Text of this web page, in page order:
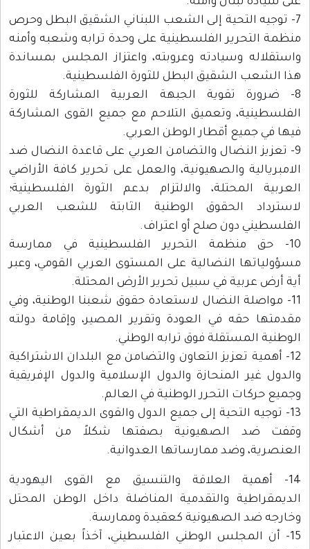
7- توجيه التحية إلى الشعب اللبناني الشقيق البطل وحرص
منظمة التحرير الفلسطينية على وحدة ترابه وشعبه وأمنه
واستقلاله وسيادته وعروبته، واعتزاز المجلس بمساندة
هذا الشعب الشقيق البطل للثورة الفلسطينية.
8- ضرورة تقوية الجبهة العربية المشاركة للثورة
الفلسطينية، وتعميق التلاحم مع جميع القوى المشاركة
فيها في جميع أقطار الوطن العربي.
9- تعزيز النضال والتضامن العربي على قاعدة النضال ضد
الامبريالية والصهيونية، والعمل على تحرير كافة الأراضي
العربية المحتلة، والالتزام بدعم الثورة الفلسطينية؛
لاسترداد الحقوق الوطنية الثابتة للشعب العربي
الفلسطيني دون صلح أو اعتراف.
10- حق منظمة التحرير الفلسطينية في ممارسة
مسؤولياتها النضالية على المستوى العربي القومي، وعبر
أية أرض عربية في سبيل تحرير الأرض المحتلة.
11- مواصلة النضال لاستعادة حقوق شعبنا الوطنية، وفي
مقدمتها حقه في العودة وتقرير المصير، وإقامة دولته
الوطنية المستقلة فوق ترابه الوطني.
12- أهمية تعزيز التعاون والتضامن مع البلدان الاشتراكية
والدول غير المنحازة والدول الإسلامية والدول الإفريقية
وجميع حركات التحرر الوطنية في العالم.
13- توجيه التحية إلى جميع الدول والقوى الديمقراطية التي
وقفت ضد الصهيونية بصفتها شكلاً من أشكال
العنصرية، وضد ممارساتها العدوانية.
14- أهمية العلاقة والتنسيق مع القوى اليهودية
الديمقراطية والتقدمية المناضلة داخل الوطن المحتل
وخارجه ضد الصهيونية كعقيدة وممارسة.
15- أن المجلس الوطني الفلسطيني، آخذاً بعين الاعتبار